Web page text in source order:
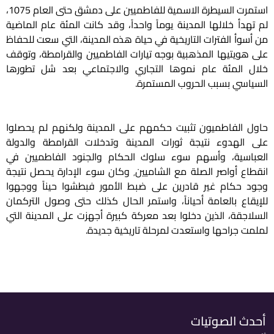
استمرت السيطرة الاسمية للفاطميين على دمشق حتى العام 1075،
لم تهدأ خلالها المدينة يوماً واحداً، وقد كانت المئة عام الماضية
من أسوأ الفترات التاريخية في حياة هذه المدينة، التي سعت للحفاظ
على هويتيها المذهبية بوجه تيارات الفاطميين والقرامطة، وتوقف
خلال المئة عام نموها التجاري والاجتماعي بعد شل تطورها
السياسي بسبب الحروب المستمرة.
حاول الفاطميون تثبيت حكمهم على المدينة ولكنهم لم يحصلوا
على الهدوء نتيجة ثورات المدينة وتدخلات القرامطة والدولة
العباسية، وأسهم سوء سلوك الحكام والجنود الفاطميين في
انقطاع أواصر الصلة مع الشاميين٬ وكان سوء الإدارة يحصل نتيجة
وجود حكام غير قادرين على ضبط الأمور فبطشوا حيناً ووجهوا
للإيقاع بالعامة أحياناً، واستمر الحال كذلك حتى وصول التركمان
السلاجقة، الذين دخلوا بعد معركة كبيرة أجهزت على المدينة التي
لملمت جراحها واستعدت لمرحلة تاريخية جديدة.
أحدث الصوتيات